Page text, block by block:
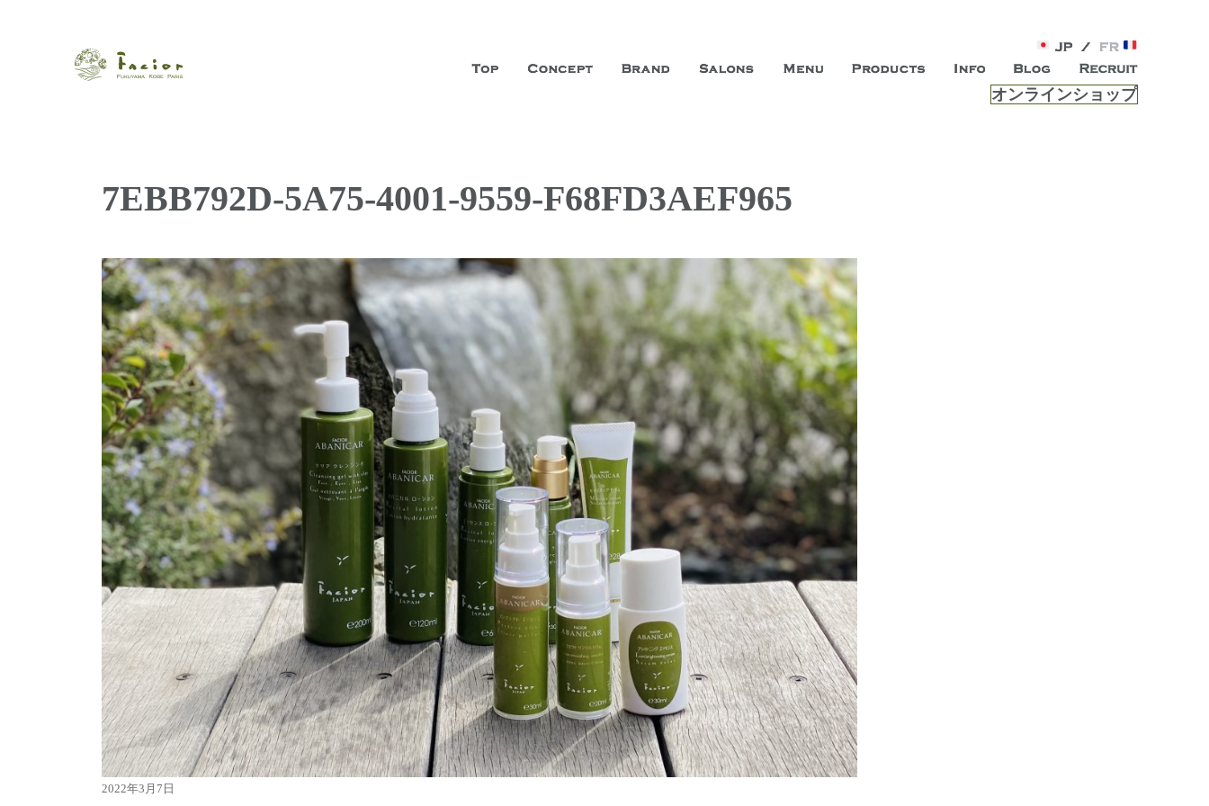
【福山・神戸・Paris】オーガニックエステサロン ファシオールは、 内面から輝く美をトー
瀬戸内から世界に展開するエステサロン「ファシオール」。福山市に3店舗、神戸三宮に「神戸店」 パリサンジェルマン通りに「パリ店」がオープン。お客様のもつ「自らしい美しさ」を追求し、未来の
ポジティブライフを応援します。オーガニックコスメ・商品にこだわり、内面から美しくなることを追求する「本物」の商品・技術・サービスを提供する総合エステサロンです。
オンラインショップ
7EBB792D-5A75-4001-9559-F68FD3AEF965
投
2022年3月7日